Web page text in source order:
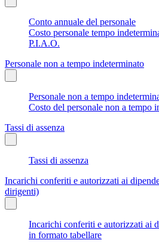
Conto annuale del personale
Costo personale tempo
P.I.A.O.
Personale non a tempo indeterminato
Personale non a tempo
Costo del personale non a tempo
Tassi di assenza
Tassi di assenza
Incarichi conferiti e autorizzati ai
dirigenti)
Incarichi conferiti e autorizzati ai
in formato tabellare